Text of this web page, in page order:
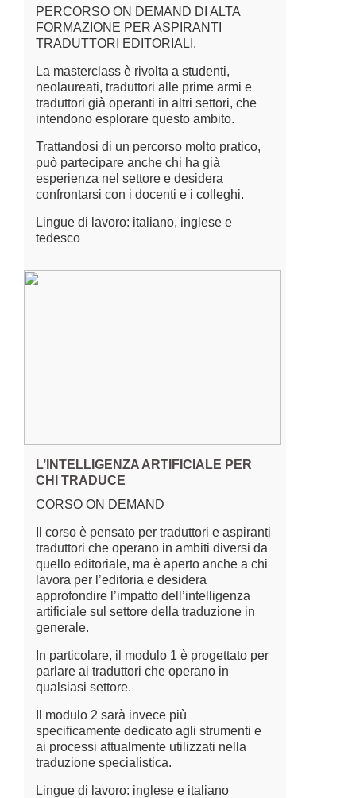
PERCORSO ON DEMAND DI ALTA
FORMAZIONE PER ASPIRANTI
TRADUTTORI EDITORIALI.
La masterclass è rivolta a studenti,
neolaureati, traduttori alle prime armi e
traduttori già operanti in altri settori, che
intendono esplorare questo ambito.
Trattandosi di un percorso molto pratico,
può partecipare anche chi ha già
esperienza nel settore e desidera
confrontarsi con i docenti e i colleghi.
Lingue di lavoro: italiano, inglese e
tedesco
L’INTELLIGENZA ARTIFICIALE PER
CHI TRADUCE
CORSO ON DEMAND
Il corso è pensato per traduttori e aspiranti
traduttori che operano in ambiti diversi da
quello editoriale, ma è aperto anche a chi
lavora per l’editoria e desidera
approfondire l’impatto dell’intelligenza
artificiale sul settore della traduzione in
generale.
In particolare, il modulo 1 è progettato per
parlare ai traduttori che operano in
qualsiasi settore.
Il modulo 2 sarà invece più
specificamente dedicato agli strumenti e
ai processi attualmente utilizzati nella
traduzione specialistica.
Lingue di lavoro: inglese e italiano